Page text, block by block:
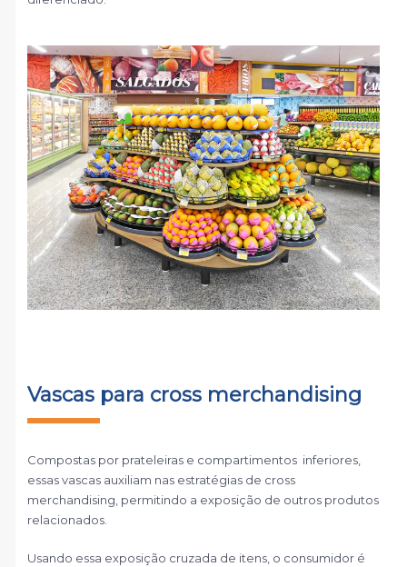
Vascas para cross merchandising
Compostas por prateleiras e compartimentos inferiores,
essas vascas auxiliam nas estratégias de cross
merchandising, permitindo a exposição de outros produtos
relacionados.
Usando essa exposição cruzada de itens, o consumidor é